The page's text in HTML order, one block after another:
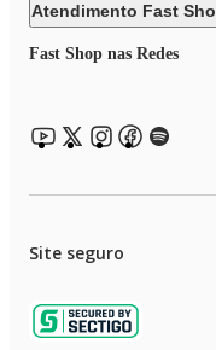
Atendimento Fast
Fast Shop nas Redes
Site seguro